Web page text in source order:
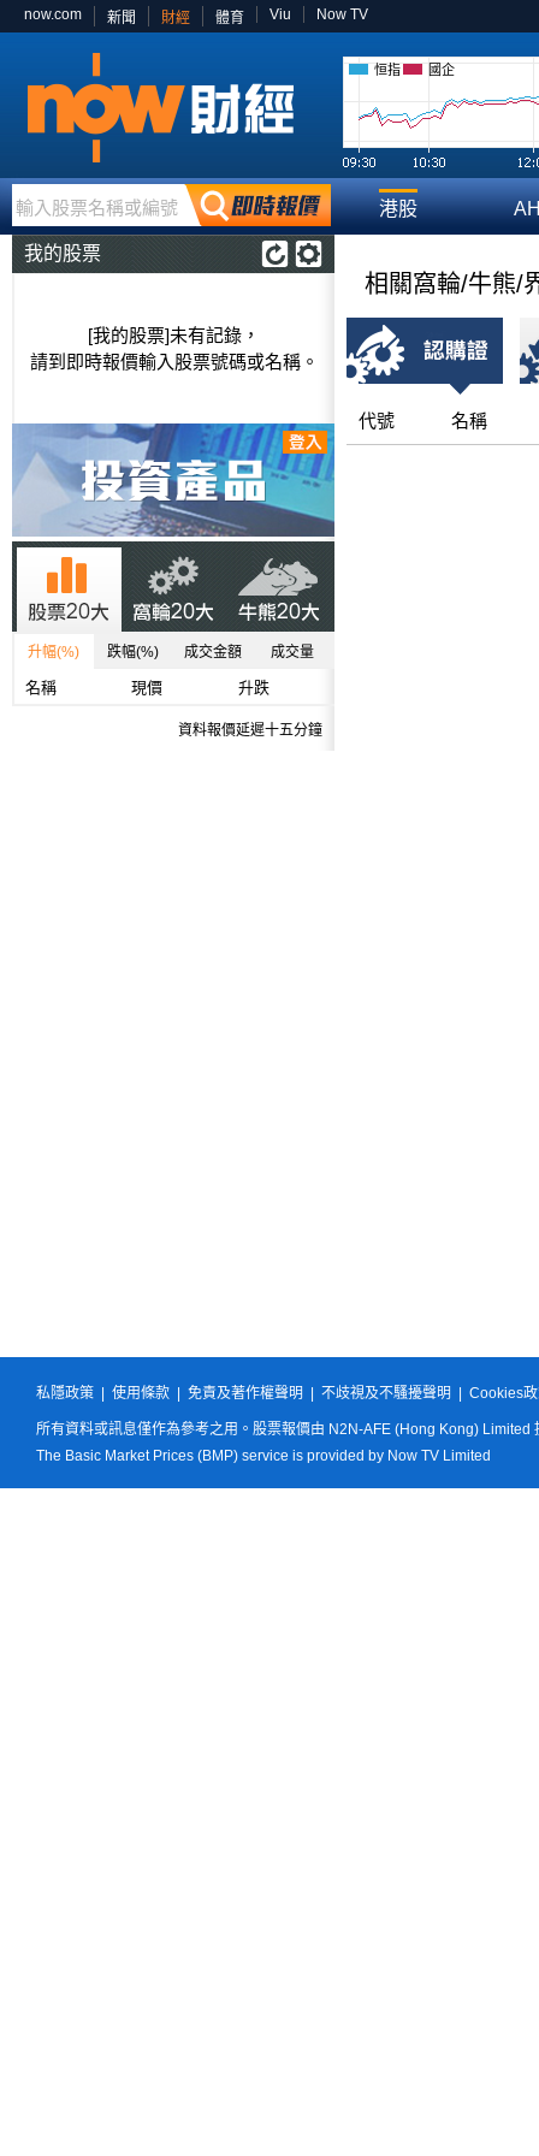
now.com 新聞 財經 體育 Viu Now TV
恒指 國企
輸入股票名稱或編號 港股
我的股票
[我的股票]未有記錄，
請到即時報價輸入股票號碼或名稱。
升幅(%) 跌幅(%) 成交金額 成交量
名稱 現價 升跌
資料報價延遲十五分鐘
相關窩輪/牛熊/
代號 名稱
私隱政策 使用條款 免責及著作權聲明 不歧視及不騷擾聲明 Cookies
所有資料或訊息僅作為參考之用。股票報價由 N2N-AFE (Hong Kong) Limited
The Basic Market Prices (BMP) service is provided by Now TV Limited